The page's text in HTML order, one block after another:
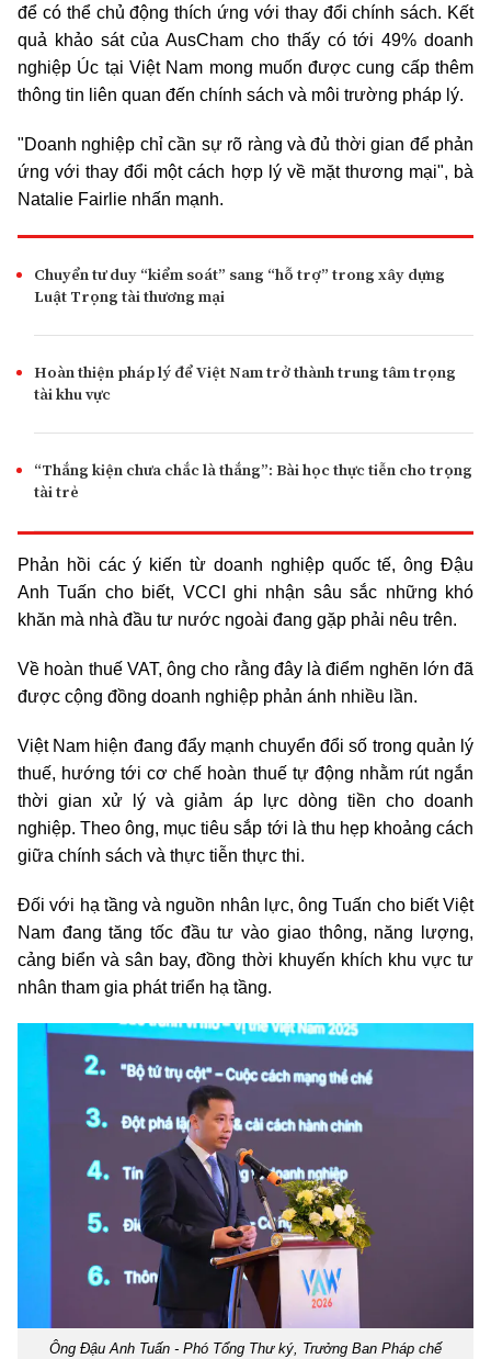
để có thể chủ động thích ứng với thay đổi chính sách. Kết
quả khảo sát của AusCham cho thấy có tới 49% doanh
nghiệp Úc tại Việt Nam mong muốn được cung cấp thêm
thông tin liên quan đến chính sách và môi trường pháp lý.
"Doanh nghiệp chỉ cần sự rõ ràng và đủ thời gian để phản
ứng với thay đổi một cách hợp lý về mặt thương mại", bà
Natalie Fairlie nhấn mạnh.
Chuyển tư duy “kiểm soát” sang “hỗ trợ” trong xây dựng
Luật Trọng tài thương mại
Hoàn thiện pháp lý để Việt Nam trở thành trung tâm trọng
tài khu vực
“Thắng kiện chưa chắc là thắng”: Bài học thực tiễn cho trọng
tài trẻ
Phản hồi các ý kiến từ doanh nghiệp quốc tế, ông Đậu
Anh Tuấn cho biết, VCCI ghi nhận sâu sắc những khó
khăn mà nhà đầu tư nước ngoài đang gặp phải nêu trên.
Về hoàn thuế VAT, ông cho rằng đây là điểm nghẽn lớn đã
được cộng đồng doanh nghiệp phản ánh nhiều lần.
Việt Nam hiện đang đẩy mạnh chuyển đổi số trong quản lý
thuế, hướng tới cơ chế hoàn thuế tự động nhằm rút ngắn
thời gian xử lý và giảm áp lực dòng tiền cho doanh
nghiệp. Theo ông, mục tiêu sắp tới là thu hẹp khoảng cách
giữa chính sách và thực tiễn thực thi.
Đối với hạ tầng và nguồn nhân lực, ông Tuấn cho biết Việt
Nam đang tăng tốc đầu tư vào giao thông, năng lượng,
cảng biển và sân bay, đồng thời khuyến khích khu vực tư
nhân tham gia phát triển hạ tầng.
Ông Đậu Anh Tuấn - Phó Tổng Thư ký, Trưởng Ban Pháp chế